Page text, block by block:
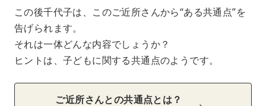
この後千代子は、このご近所さんから“ある共通点”を
告げられます。
それは一体どんな内容でしょうか？
ヒントは、子どもに関する共通点のようです。
ご近所さんとの共通点とは？